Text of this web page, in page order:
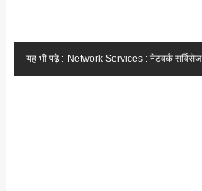
यह भी पढ़े : Network Services : नेटवर्क सर्विसेज